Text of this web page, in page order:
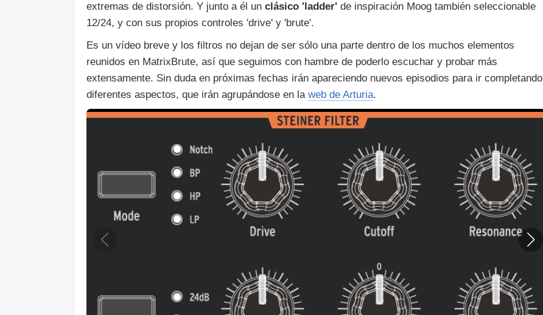
extremas de distorsión. Y junto a él un clásico 'ladder' de inspiración Moog también seleccionable
12/24, y con sus propios controles 'drive' y 'brute'.
Es un vídeo breve y los filtros no dejan de ser sólo una parte dentro de los muchos elementos
reunidos en MatrixBrute, así que seguimos con hambre de poderlo escuchar y probar más
extensamente. Sin duda en próximas fechas irán apareciendo nuevos episodios para ir completando
diferentes aspectos, que irán agrupándose en la web de Arturia.